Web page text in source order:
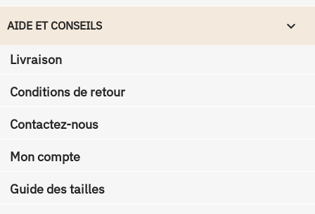
AIDE ET CONSEILS 
Livraison
Conditions de retour
Contactez-nous
Mon compte
Guide des tailles